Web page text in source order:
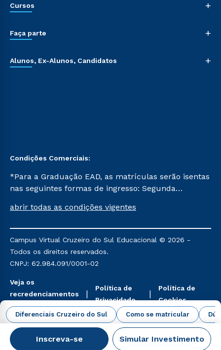
Diferenciais Cruzeiro do Sul Como se matricular
Inscreva-se Simular Investimento
Cursos +
Faça parte +
Alunos, Ex-Alunos, Candidatos +
Condições Comerciais:
*Para a Graduação EAD, as matrículas serão isentas
nas seguintes formas de ingresso: Segunda
Já para as demais, a taxa de matrícula será de R$
mencionadas são referentes aos cursos: Ensino
Religioso, Geografia para a Docência e Metodologia
do Ensino de História: Questões Atuais.
abrir todas as condições vigentes
Campus Virtual Cruzeiro do Sul Educacional © 2026 -
Todos os direitos reservados.
CNPJ: 62.984.091/0001-02
Veja os
recredenciamentos
aqui
Política de
Privacidade
Política de
Cookies